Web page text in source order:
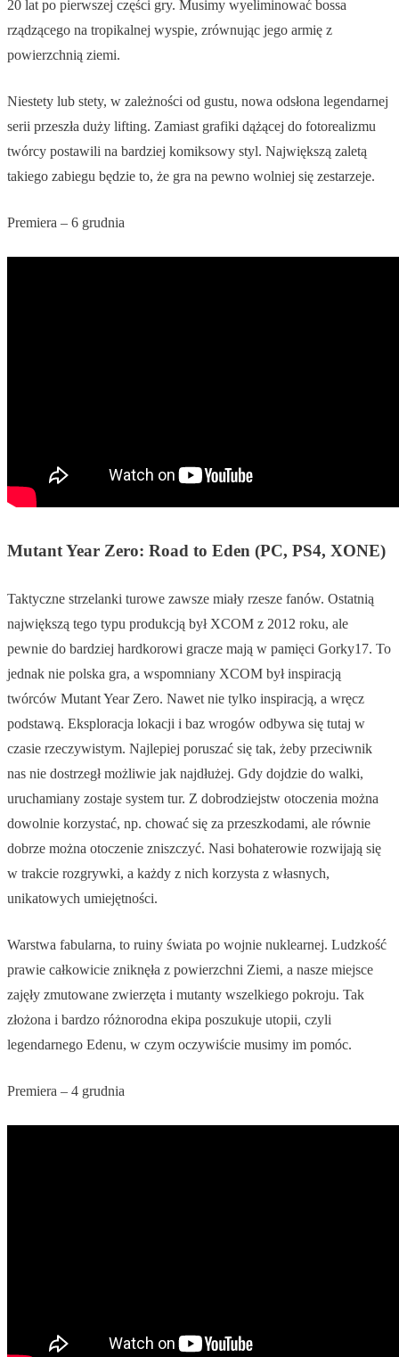
20 lat po pierwszej części gry. Musimy wyeliminować bossa
rządzącego na tropikalnej wyspie, zrównując jego armię z
powierzchnią ziemi.
Niestety lub stety, w zależności od gustu, nowa odsłona legendarnej
serii przeszła duży lifting. Zamiast grafiki dążącej do fotorealizmu
twórcy postawili na bardziej komiksowy styl. Największą zaletą
takiego zabiegu będzie to, że gra na pewno wolniej się zestarzeje.
Premiera – 6 grudnia
Mutant Year Zero: Road to Eden (PC, PS4, XONE)
Taktyczne strzelanki turowe zawsze miały rzesze fanów. Ostatnią
największą tego typu produkcją był XCOM z 2012 roku, ale
pewnie do bardziej hardkorowi gracze mają w pamięci Gorky17. To
jednak nie polska gra, a wspomniany XCOM był inspiracją
twórców Mutant Year Zero. Nawet nie tylko inspiracją, a wręcz
podstawą. Eksploracja lokacji i baz wrogów odbywa się tutaj w
czasie rzeczywistym. Najlepiej poruszać się tak, żeby przeciwnik
nas nie dostrzegł możliwie jak najdłużej. Gdy dojdzie do walki,
uruchamiany zostaje system tur. Z dobrodziejstw otoczenia można
dowolnie korzystać, np. chować się za przeszkodami, ale równie
dobrze można otoczenie zniszczyć. Nasi bohaterowie rozwijają się
w trakcie rozgrywki, a każdy z nich korzysta z własnych,
unikatowych umiejętności.
Warstwa fabularna, to ruiny świata po wojnie nuklearnej. Ludzkość
prawie całkowicie zniknęła z powierzchni Ziemi, a nasze miejsce
zajęły zmutowane zwierzęta i mutanty wszelkiego pokroju. Tak
złożona i bardzo różnorodna ekipa poszukuje utopii, czyli
legendarnego Edenu, w czym oczywiście musimy im pomóc.
Premiera – 4 grudnia